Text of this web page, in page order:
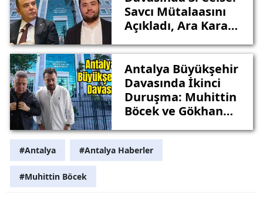
Savcı Mütalaasını
Açıkladı, Ara Karar
Antalya Büyükşehir
Davasında İkinci
Duruşma: Muhittin
Böcek ve Gökhan
#Antalya #Antalya Haberler
#Muhittin Böcek